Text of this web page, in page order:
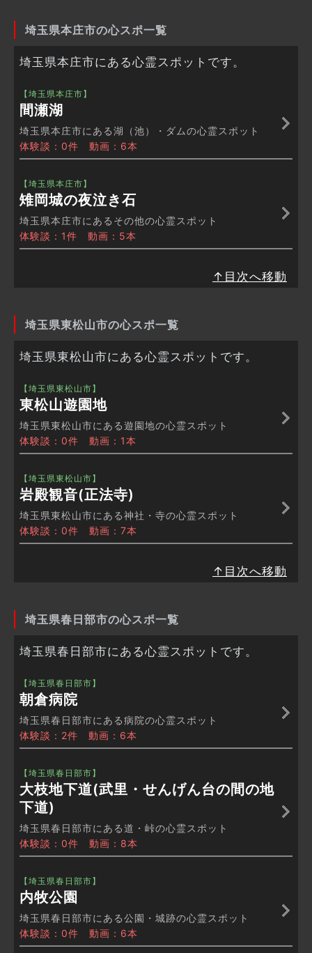
埼玉県本庄市の心スポ一覧
埼玉県本庄市にある心霊スポットです。
【埼玉県本庄市】
間瀬湖
埼玉県本庄市にある湖（池）・ダムの心霊スポット
体験談：0件 動画：6本
【埼玉県本庄市】
雉岡城の夜泣き石
埼玉県本庄市にあるその他の心霊スポット
体験談：1件 動画：5本
↑目次へ移動
埼玉県東松山市の心スポ一覧
埼玉県東松山市にある心霊スポットです。
【埼玉県東松山市】
東松山遊園地
埼玉県東松山市にある遊園地の心霊スポット
体験談：0件 動画：1本
【埼玉県東松山市】
岩殿観音(正法寺)
埼玉県東松山市にある神社・寺の心霊スポット
体験談：0件 動画：7本
↑目次へ移動
埼玉県春日部市の心スポ一覧
埼玉県春日部市にある心霊スポットです。
【埼玉県春日部市】
朝倉病院
埼玉県春日部市にある病院の心霊スポット
体験談：2件 動画：6本
【埼玉県春日部市】
大枝地下道(武里・せんげん台の間の地
下道)
埼玉県春日部市にある道・峠の心霊スポット
体験談：0件 動画：8本
【埼玉県春日部市】
内牧公園
埼玉県春日部市にある公園・城跡の心霊スポット
体験談：0件 動画：6本